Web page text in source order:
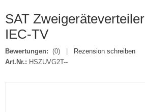
SAT Zweigeräteverteiler
IEC-TV
Bewertungen: (0)
Rezension schreiben
Art.Nr.: HSZUVG2T--